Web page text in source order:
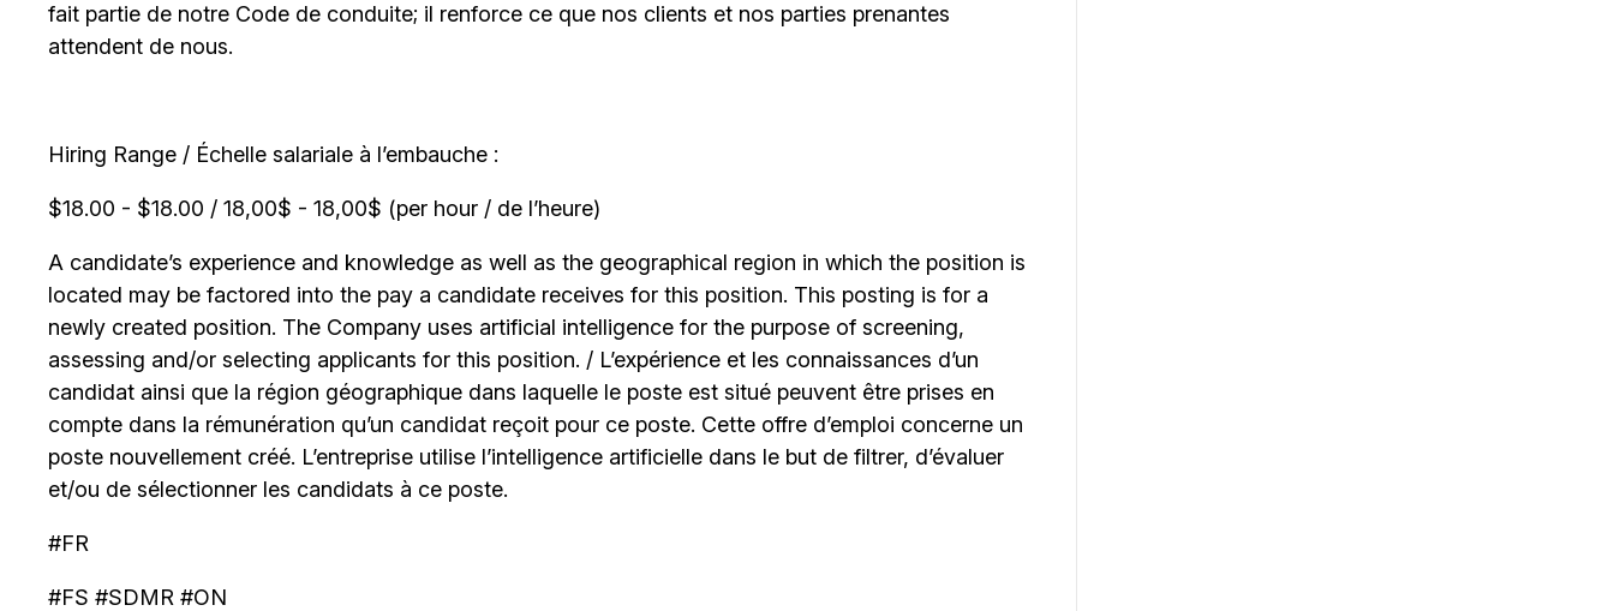
fait partie de notre Code de conduite; il renforce ce que nos clients et nos parties prenantes
attendent de nous.
Hiring Range / Échelle salariale à l’embauche :
$18.00 - $18.00 / 18,00$ - 18,00$ (per hour / de l’heure)
A candidate’s experience and knowledge as well as the geographical region in which the position is
located may be factored into the pay a candidate receives for this position. This posting is for a
newly created position. The Company uses artificial intelligence for the purpose of screening,
assessing and/or selecting applicants for this position. / L’expérience et les connaissances d’un
candidat ainsi que la région géographique dans laquelle le poste est situé peuvent être prises en
compte dans la rémunération qu’un candidat reçoit pour ce poste. Cette offre d’emploi concerne un
poste nouvellement créé. L’entreprise utilise l’intelligence artificielle dans le but de filtrer, d’évaluer
et/ou de sélectionner les candidats à ce poste.
#FR
#FS #SDMR #ON